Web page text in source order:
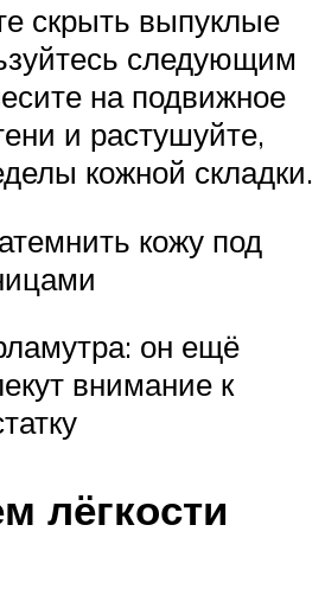
скрыть выпуклые
следующим
на подвижное
и растушуйте,
кожной складки.
кожу под
он ещё
внимание к
лёгкости